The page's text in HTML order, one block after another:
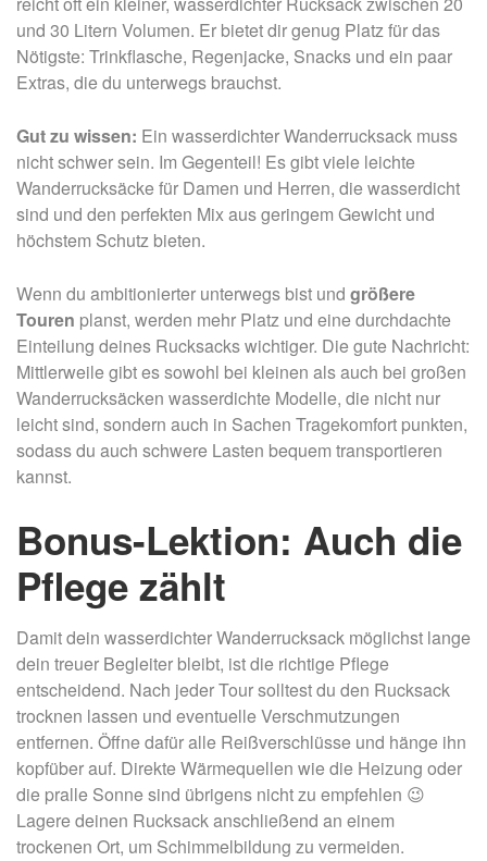
und 30 Litern Volumen. Er bietet dir genug Platz für das
Nötigste: Trinkflasche, Regenjacke, Snacks und ein paar
Extras, die du unterwegs brauchst.
Gut zu wissen: Ein wasserdichter Wanderrucksack muss
nicht schwer sein. Im Gegenteil! Es gibt viele leichte
Wanderrucksäcke für Damen und Herren, die wasserdicht
sind und den perfekten Mix aus geringem Gewicht und
höchstem Schutz bieten.
Wenn du ambitionierter unterwegs bist und größere
Touren planst, werden mehr Platz und eine durchdachte
Einteilung deines Rucksacks wichtiger. Die gute Nachricht:
Mittlerweile gibt es sowohl bei kleinen als auch bei großen
Wanderrucksäcken wasserdichte Modelle, die nicht nur
leicht sind, sondern auch in Sachen Tragekomfort punkten,
sodass du auch schwere Lasten bequem transportieren
kannst.
Bonus-Lektion: Auch die
Pflege zählt
Damit dein wasserdichter Wanderrucksack möglichst lange
dein treuer Begleiter bleibt, ist die richtige Pflege
entscheidend. Nach jeder Tour solltest du den Rucksack
trocknen lassen und eventuelle Verschmutzungen
entfernen. Öffne dafür alle Reißverschlüsse und hänge ihn
kopfüber auf. Direkte Wärmequellen wie die Heizung oder
die pralle Sonne sind übrigens nicht zu empfehlen 😉
Lagere deinen Rucksack anschließend an einem
trockenen Ort, um Schimmelbildung zu vermeiden.